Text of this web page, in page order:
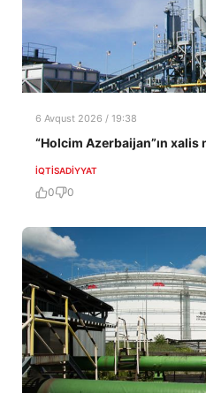
6 Avqust 2026 / 19:38
“Holcim Azerbaijan”ın xalis
İQTISADIYYAT
0 0